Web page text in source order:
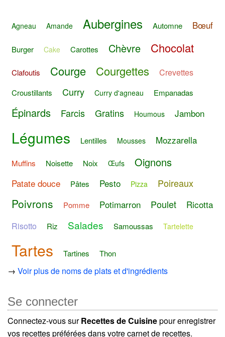
Agneau Amande Aubergines Automne Bœuf
Burger Cake Carottes Chèvre Chocolat
Clafoutis Courge Courgettes Crevettes
Croustillants Curry Curry d'agneau Empanadas
Épinards Farcis Gratins Houmous Jambon
Légumes Lentilles Mousses Mozzarella
Muffins Noisette Noix Œufs Oignons
Patate douce Pâtes Pesto Pizza Poireaux
Poivrons Pomme Potimarron Poulet Ricotta
Risotto Riz Salades Samoussas Tartelette
Tartes Tartines Thon
→ Voir plus de noms de plats et d'ingrédients
Se connecter
Connectez-vous surRecettes de Cuisinepour enregistrer
vos recettes préférées dans votre carnet de recettes.